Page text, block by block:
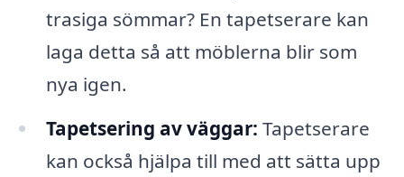
trasiga sömmar? En tapetserare kan
laga detta så att möblerna blir som
nya igen.
Tapetsering av väggar: Tapetserare
kan också hjälpa till med att sätta upp